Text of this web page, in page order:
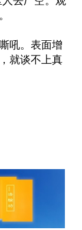
吼。表面增
就谈不上真